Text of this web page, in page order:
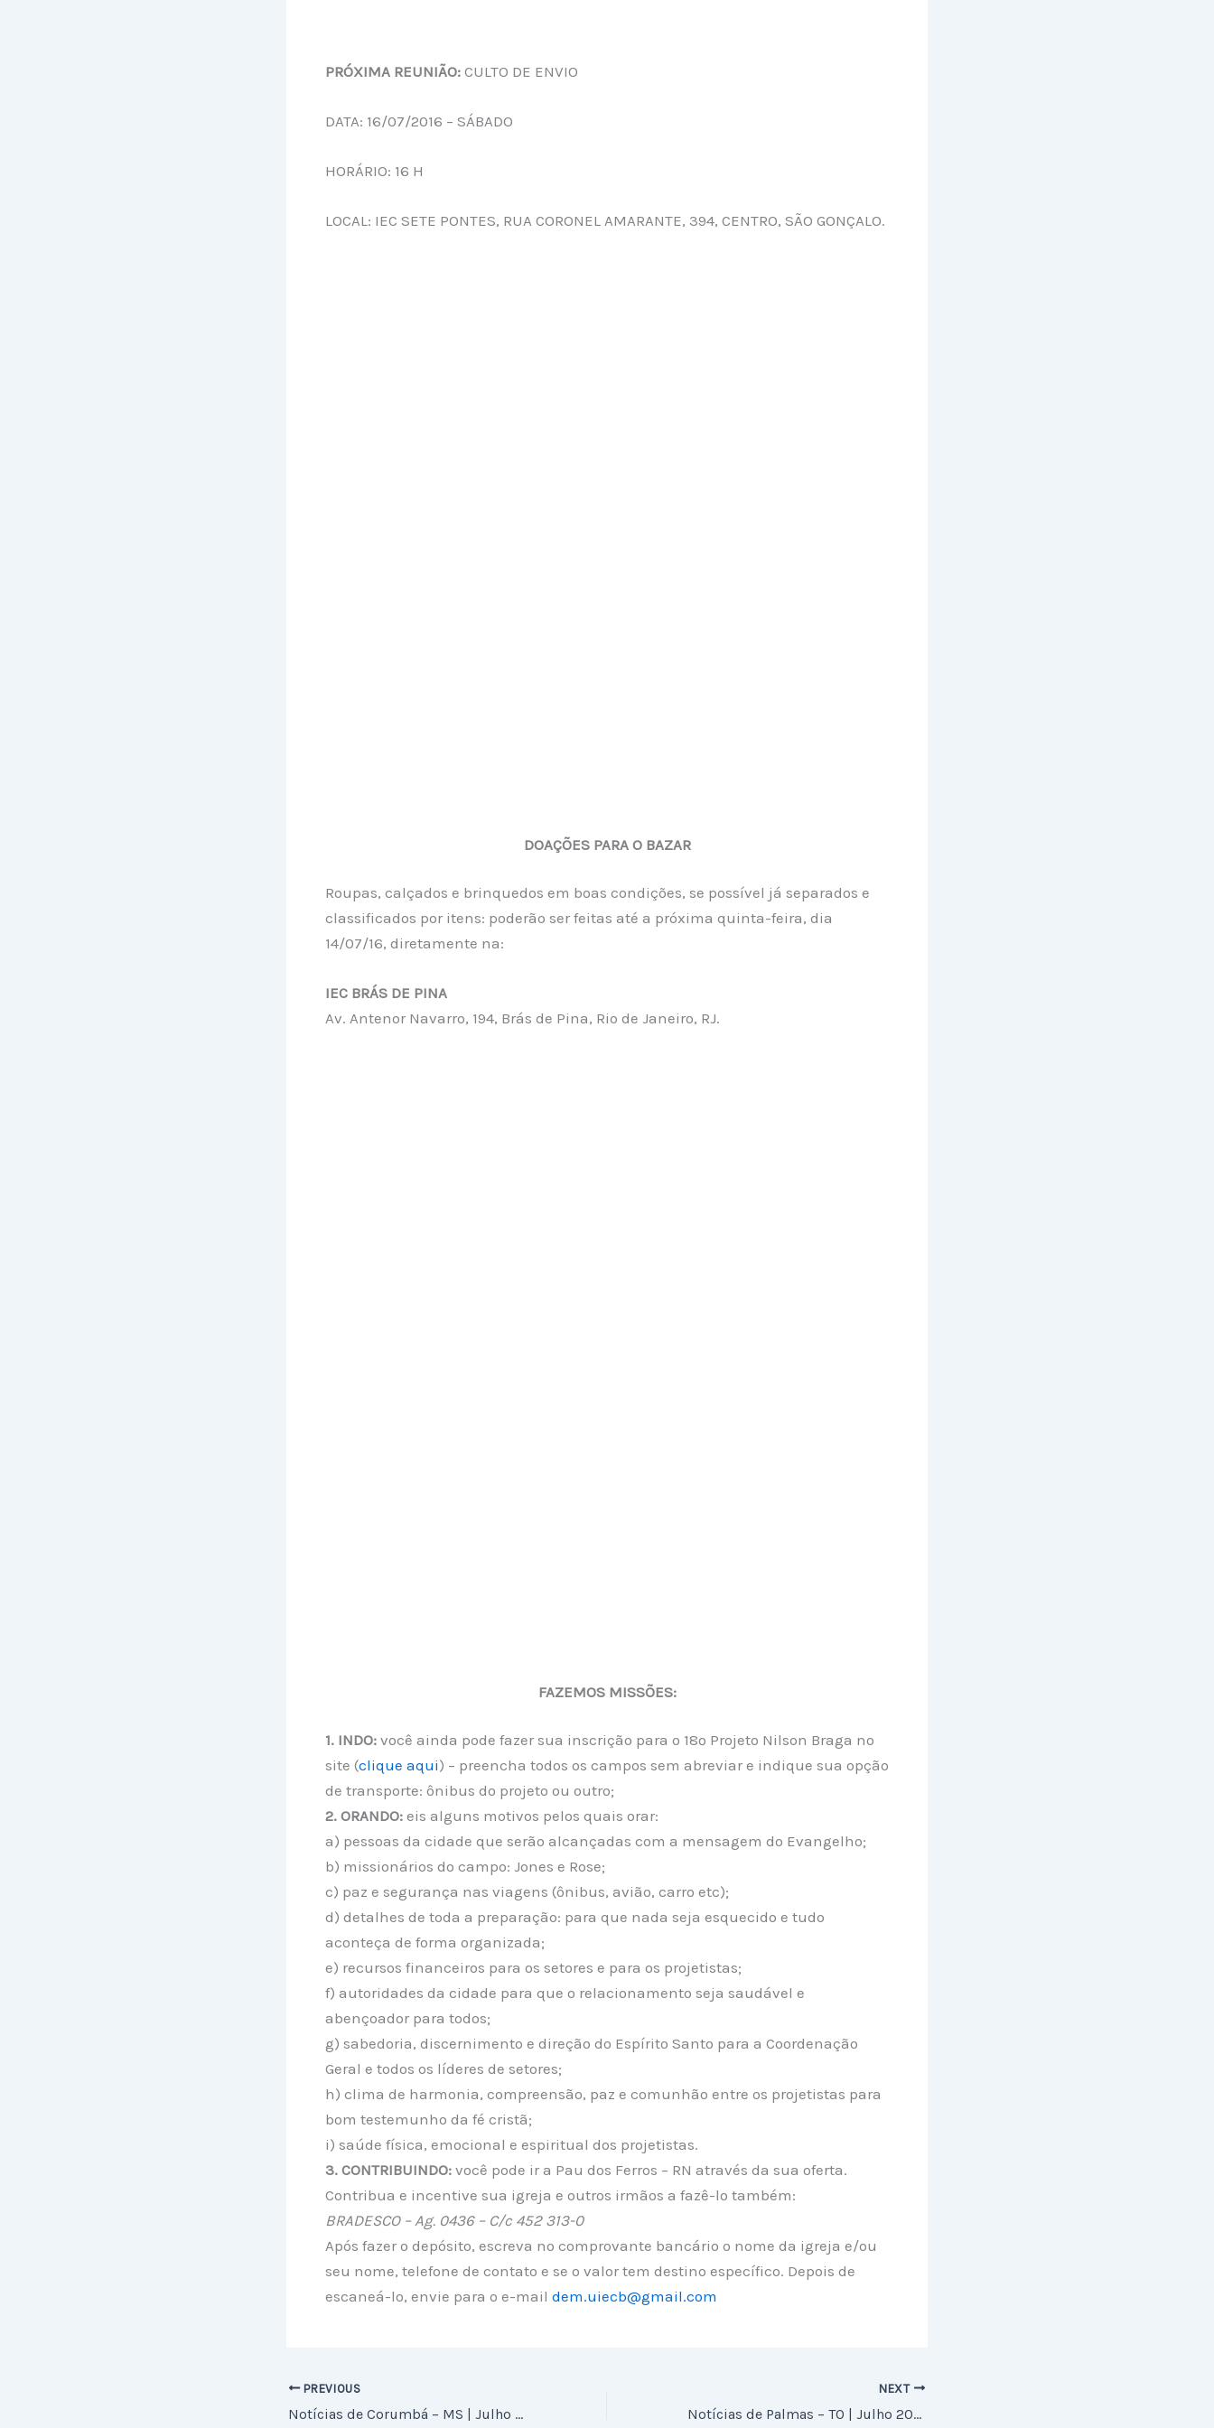
PRÓXIMA REUNIÃO: CULTO DE ENVIO
DATA: 16/07/2016 – SÁBADO
HORÁRIO: 16 H
LOCAL: IEC SETE PONTES, RUA CORONEL AMARANTE, 394, CENTRO, SÃO GONÇALO.
DOAÇÕES PARA O BAZAR
Roupas, calçados e brinquedos em boas condições, se possível já separados e
classificados por itens: poderão ser feitas até a próxima quinta-feira, dia
14/07/16, diretamente na:
IEC BRÁS DE PINA
Av. Antenor Navarro, 194, Brás de Pina, Rio de Janeiro, RJ.
FAZEMOS MISSÕES:
1. INDO:você ainda pode fazer sua inscrição para o 18º Projeto Nilson Braga no
site (clique aqui) – preencha todos os campos sem abreviar e indique sua opção
de transporte: ônibus do projeto ou outro;
2. ORANDO:eis alguns motivos pelos quais orar:
a) pessoas da cidade que serão alcançadas com a mensagem do Evangelho;
b) missionários do campo: Jones e Rose;
c) paz e segurança nas viagens (ônibus, avião, carro etc);
d) detalhes de toda a preparação: para que nada seja esquecido e tudo
aconteça de forma organizada;
e) recursos financeiros para os setores e para os projetistas;
f) autoridades da cidade para que o relacionamento seja saudável e
abençoador para todos;
g) sabedoria, discernimento e direção do Espírito Santo para a Coordenação
Geral e todos os líderes de setores;
h) clima de harmonia, compreensão, paz e comunhão entre os projetistas para
bom testemunho da fé cristã;
i) saúde física, emocional e espiritual dos projetistas.
3. CONTRIBUINDO:você pode ir a Pau dos Ferros – RN através da sua oferta.
Contribua e incentive sua igreja e outros irmãos a fazê-lo também:
BRADESCO – Ag. 0436 – C/c 452 313-0
Após fazer o depósito, escreva no comprovante bancário o nome da igreja e/ou
seu nome, telefone de contato e se o valor tem destino específico. Depois de
escaneá-lo, envie para o e-mail dem.uiecb@gmail.com
PREVIOUS
Notícias de Corumbá – MS | Julho 2016
NEXT
Notícias de Palmas – TO | Julho 2016